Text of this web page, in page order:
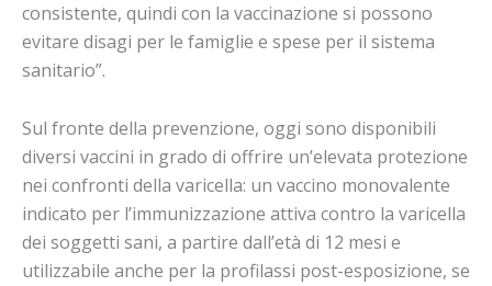
consistente, quindi con la vaccinazione si possono
evitare disagi per le famiglie e spese per il sistema
sanitario”.
Sul fronte della prevenzione, oggi sono disponibili
diversi vaccini in grado di offrire un’elevata protezione
nei confronti della varicella: un vaccino monovalente
indicato per l’immunizzazione attiva contro la varicella
dei soggetti sani, a partire dall’età di 12 mesi e
utilizzabile anche per la profilassi post-esposizione, se